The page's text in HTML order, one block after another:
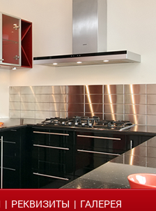
| РЕКВИЗИТЫ | ГАЛЕРЕЯ